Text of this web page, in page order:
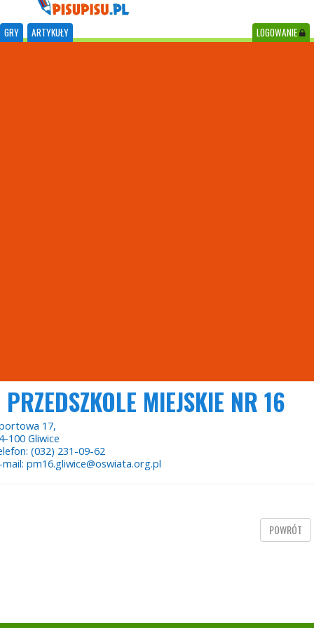
GRY ARTYKUŁY LOGOWANIE
PRZEDSZKOLE MIEJSKIE NR 16
17,
100 Gliwice
(032) 231-09-62
pm16.gliwice@oswiata.org.pl
POWRÓT